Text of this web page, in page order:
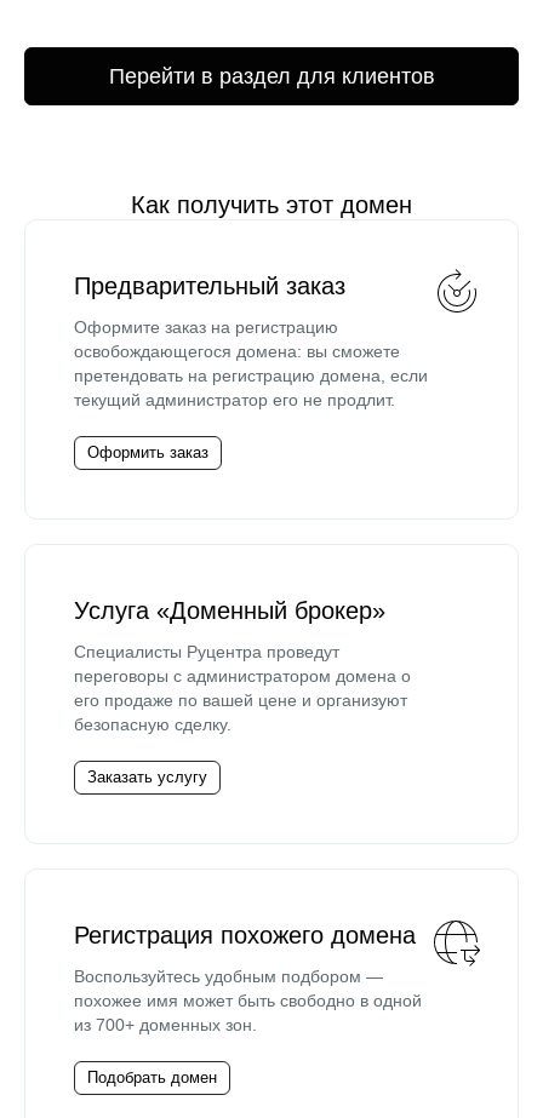
Перейти в раздел для клиентов
Как получить этот домен
Предварительный заказ
Оформите заказ на регистрацию
освобождающегося домена: вы сможете
претендовать на регистрацию домена, если
текущий администратор его не продлит.
Оформить заказ
Услуга «Доменный брокер»
Специалисты Руцентра проведут
переговоры с администратором домена о
его продаже по вашей цене и организуют
безопасную сделку.
Заказать услугу
Регистрация похожего домена
Воспользуйтесь удобным подбором —
похожее имя может быть свободно в одной
из 700+ доменных зон.
Подобрать домен